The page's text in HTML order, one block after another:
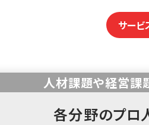
サー
人材課題や経営課
各分野のプロ